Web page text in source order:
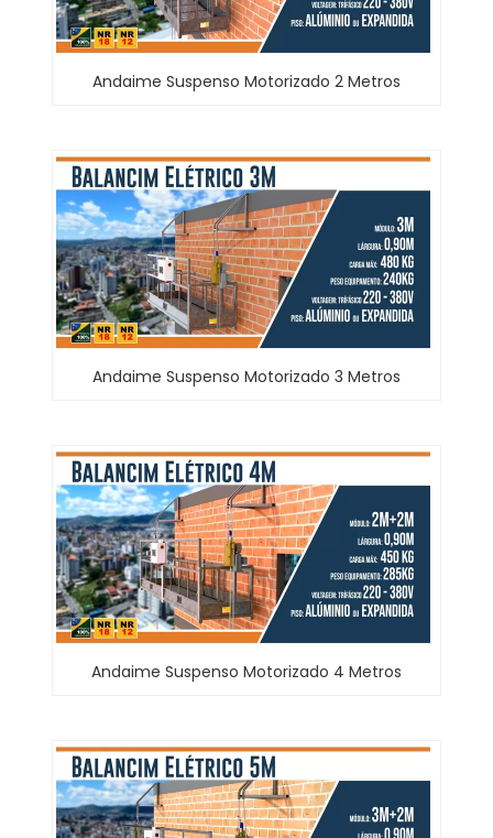
Andaime Suspenso Motorizado 2 Metros
Andaime Suspenso Motorizado 3 Metros
Andaime Suspenso Motorizado 4 Metros